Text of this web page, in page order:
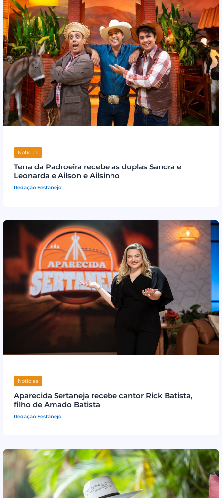
Notícias
Terra da Padroeira recebe as duplas Sandra e
Leonarda e Ailson e Ailsinho
Redação Festanejo
Notícias
Aparecida Sertaneja recebe cantor Rick Batista,
filho de Amado Batista
Redação Festanejo